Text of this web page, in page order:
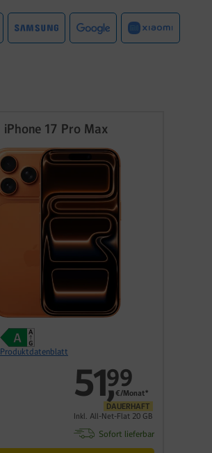
iPhone 17 Pro Max
Produktdatenblatt
51,
99
€/Monat*
DAUERHAFT
Inkl. All-Net-Flat 20 GB
Sofort lieferbar